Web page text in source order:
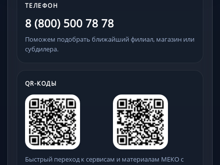
ТЕЛЕФОН
8 (800) 500 78 78
Поможем подобрать ближайший филиал, магазин или
субдилера.
QR-КОДЫ
Быстрый переход к сервисам и материалам МЕКО с